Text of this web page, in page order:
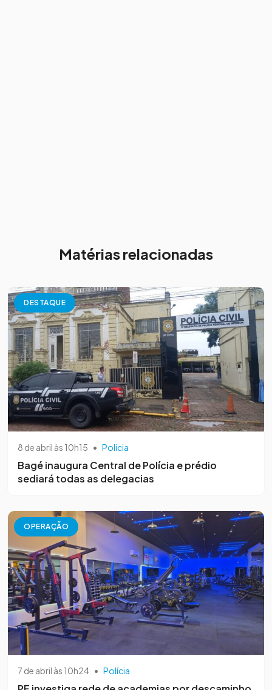
Matérias relacionadas
DESTAQUE
8 de abril às 10h15 • Polícia
Bagé inaugura Central de Polícia e prédio
sediará todas as delegacias
OPERAÇÃO
7 de abril às 10h24 • Polícia